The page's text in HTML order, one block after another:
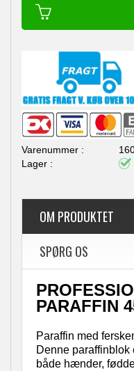
OM PRODUKTET
SPØRG OS
PARAFFIN
Paraffin med
Denne paraffinblok
både hænder,